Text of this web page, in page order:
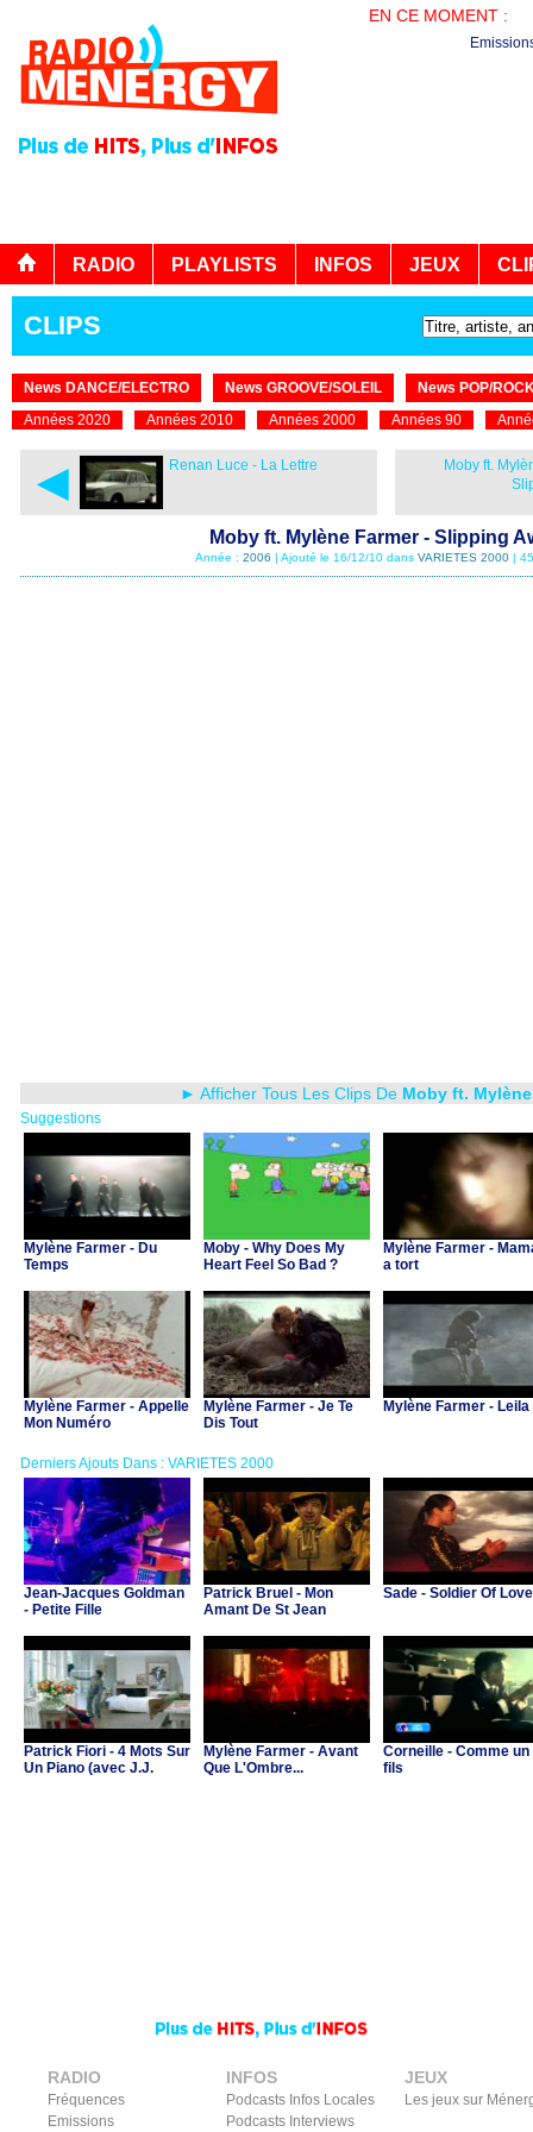
EN CE MOMENT :
RADIO PLAYLISTS INFOS JEUX
CLIPS
News DANCE/ELECTRO News GROOVE/SOLEIL
News POP/
Années 2020
Années 2010 Années 2000 Années 90
◄ Renan Luce - La Lettre
Moby ft.
Moby ft. Mylène Farmer - Slipping
Année : 2006 | Ajouté le 16/12/10 dans VARIETES 2000|
► Afficher Tous Les Clips De Moby ft.
Suggestions
Mylène Farmer - Du
Temps
Moby - Why Does My
Heart Feel So Bad ?
Mylène Farmer -
a tort
Mylène Farmer - Appelle
Mon Numéro
Mylène Farmer - Je Te
Dis Tout
Mylène Farmer - Leila
Derniers Ajouts Dans : VARIETES 2000
Jean-Jacques Goldman
- Petite Fille
Patrick Bruel - Mon
Amant De St Jean
Sade - Soldier Of Love
Patrick Fiori - 4 Mots Sur
Un Piano (avec J.J.
Mylène Farmer - Avant
Que L'Ombre...
Corneille - Comme un
fils
RADIO
Fréquences
Emissions
INFOS
Podcasts Infos Locales
Podcasts Interviews
JEUX
Les jeux sur